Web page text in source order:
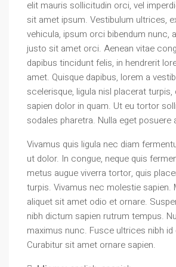
elit mauris sollicitudin orci, vel
sit amet ipsum. Vestibulum ultrices,
vehicula, ipsum orci bibendum nunc,
justo sit amet orci. Aenean vitae
dapibus tincidunt felis, in hendrerit
amet. Quisque dapibus, lorem a
scelerisque, ligula nisl placerat turpis,
sapien dolor in quam. Ut eu tortor
sodales pharetra. Nulla eget posuere
Vivamus quis ligula nec diam
ut dolor. In congue, neque quis
metus augue viverra tortor, quis
turpis. Vivamus nec molestie sapien.
aliquet sit amet odio et ornare.
nibh dictum sapien rutrum tempus.
maximus nunc. Fusce ultrices nibh
Curabitur sit amet ornare sapien.